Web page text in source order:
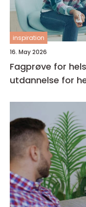
inspiration
16. May 2026
Fagprøve for
utdannelse for